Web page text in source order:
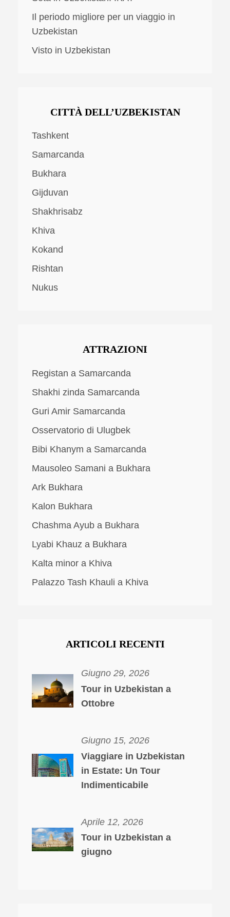
Il periodo migliore per un viaggio in
Uzbekistan
Visto in Uzbekistan
CITTÀ DELL’UZBEKISTAN
Tashkent
Samarcanda
Bukhara
Gijduvan
Shakhrisabz
Khiva
Kokand
Rishtan
Nukus
ATTRAZIONI
Registan a Samarcanda
Shakhi zinda Samarcanda
Guri Amir Samarcanda
Osservatorio di Ulugbek
Bibi Khanym a Samarcanda
Mausoleo Samani a Bukhara
Ark Bukhara
Kalon Bukhara
Chashma Ayub a Bukhara
Lyabi Khauz a Bukhara
Kalta minor a Khiva
Palazzo Tash Khauli a Khiva
ARTICOLI RECENTI
Giugno 29, 2026
Tour in Uzbekistan a
Ottobre
Giugno 15, 2026
Viaggiare in Uzbekistan
in Estate: Un Tour
Indimenticabile
Aprile 12, 2026
Tour in Uzbekistan a
giugno